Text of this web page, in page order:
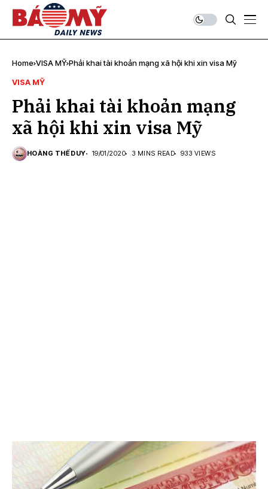
Home VISA MỸ Phải khai tài khoản mạng xã hội khi xin visa Mỹ
VISA MỸ
Phải khai tài khoản mạng
xã hội khi xin visa Mỹ
HOÀNG THẾ DUY 19/01/2020 3 MINS READ 933 VIEWS